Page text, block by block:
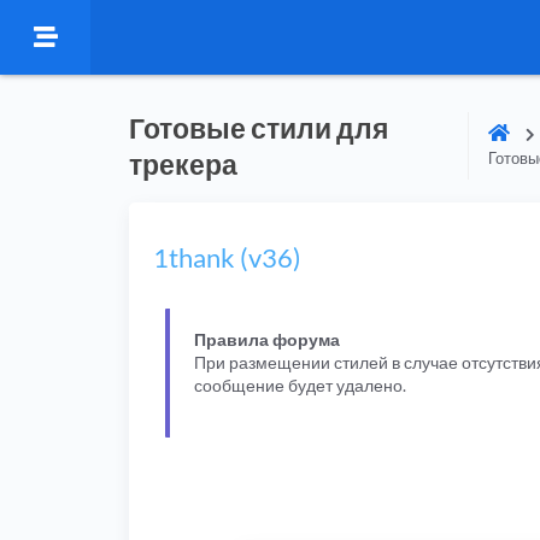
Готовые стили для
трекера
1thank (v36)
Правила форума
При размещении стилей в случае
сообщение будет удалено.